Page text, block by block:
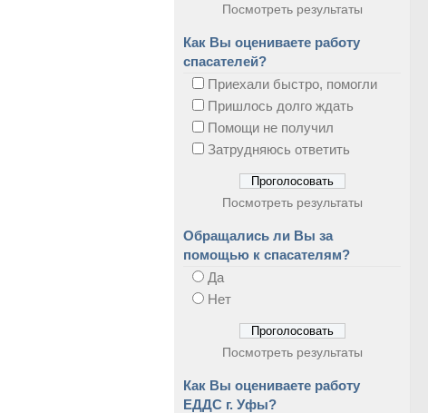
Посмотреть результаты
Как Вы оцениваете работу
спасателей?
Приехали быстро, помогли
Пришлось долго ждать
Помощи не получил
Затрудняюсь ответить
Посмотреть результаты
Обращались ли Вы за
помощью к спасателям?
Да
Нет
Посмотреть результаты
Как Вы оцениваете работу
ЕДДС г. Уфы?